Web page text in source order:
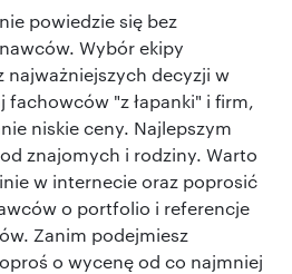
powiedzie się bez
Wybór ekipy
najważniejszych decyzji w
fachowców "z łapanki" i firm,
niskie ceny. Najlepszym
znajomych i rodziny. Warto
w internecie oraz poprosić
o portfolio i referencje
Zanim podejmiesz
o wycenę od co najmniej